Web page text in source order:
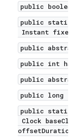
public
public static
Instant
public
public int
public
public long
public static
Clock